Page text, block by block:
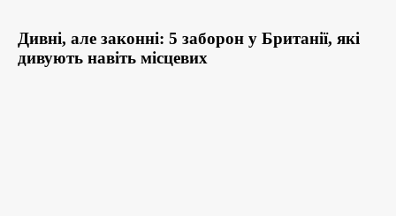
Дивні, але законні: 5 заборон у Британії, які
дивують навіть місцевих